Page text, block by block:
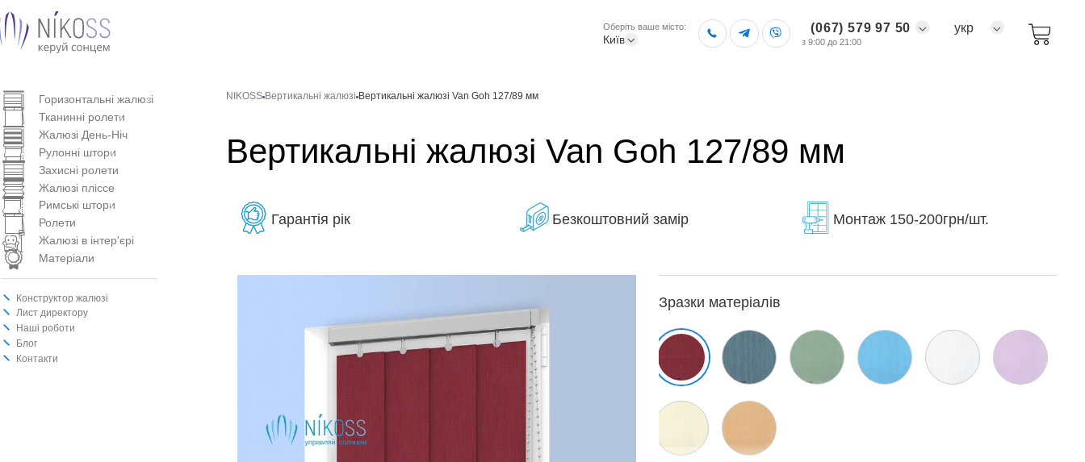
Оберіть ваше місто:
Київ
(067) 579 97 50
з 9:00 до 21:00
укр
Горизонтальні жалюзі
Тканинні ролети
Жалюзі День-Ніч
Рулонні штори
Захисні ролети
Жалюзі пліссе
Римські штори
Ролети
Жалюзі в інтер'єрі
Матеріали
Конструктор жалюзі
Лист директору
Наші роботи
Блог
Контакти
NIKOSS Вертикальнi жалюзi Вертикальні жалюзі Van Goh 127/89 мм
Вертикальні жалюзі Van Goh 127/89 мм
Гарантія рік Безкоштовний замір Монтаж 150-200грн/шт.
Зразки матеріалів